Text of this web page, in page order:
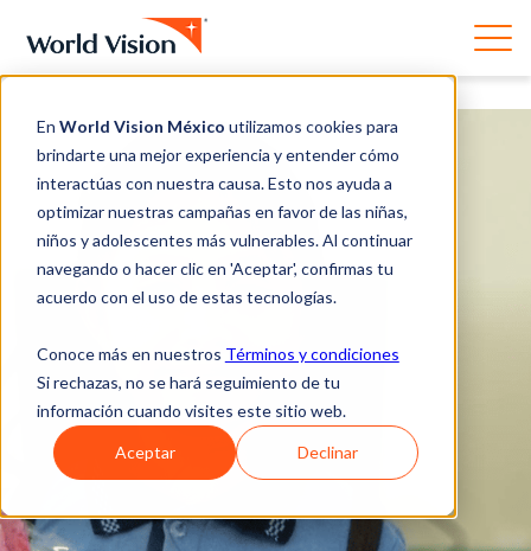
En World Vision México utilizamos cookies para
brindarte una mejor experiencia y entender cómo
interactúas con nuestra causa. Esto nos ayuda a
optimizar nuestras campañas en favor de las niñas,
niños y adolescentes más vulnerables. Al continuar
navegando o hacer clic en 'Aceptar', confirmas tu
acuerdo con el uso de estas tecnologías.
Conoce más en nuestros Términos y condiciones
Si rechazas, no se hará seguimiento de tu
información cuando visites este sitio web.
Aceptar Declinar